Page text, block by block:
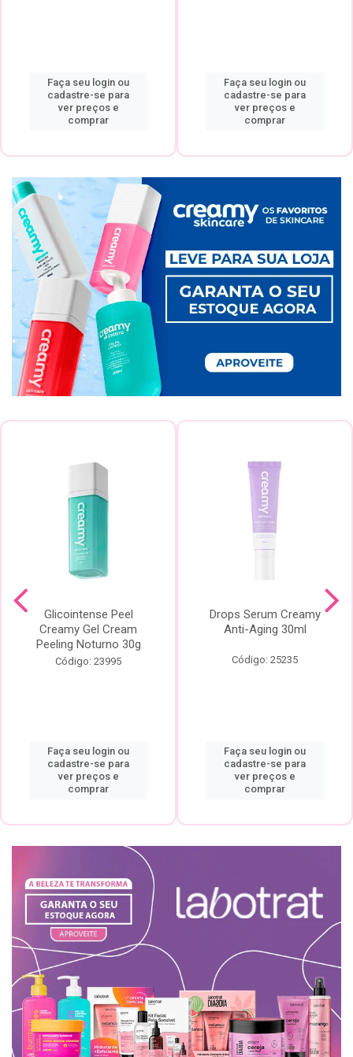
Faça seu login ou
cadastre-se para
ver preços e
comprar
Faça seu login ou
cadastre-se para
ver preços e
comprar
Glicointense Peel
Creamy Gel Cream
Peeling Noturno 30g
Código: 23995
Faça seu login ou
cadastre-se para
ver preços e
comprar
Drops Serum Creamy
Anti-Aging 30ml
Código: 25235
Faça seu login ou
cadastre-se para
ver preços e
comprar